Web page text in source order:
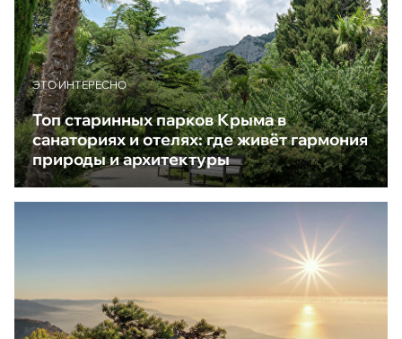
ЭТО ИНТЕРЕСНО
Топ старинных парков Крыма в
санаториях и отелях: где живёт гармония
природы и архитектуры